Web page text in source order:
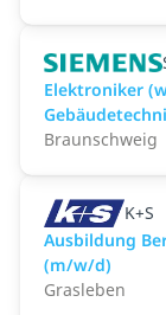
Elektroniker
Braunschweig
K+S
Ausbildung
(m/w/d)
Grasleben